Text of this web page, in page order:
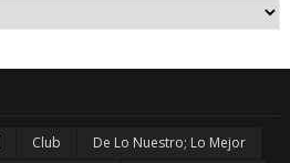
Club
De Lo Nuestro; Lo Mejor